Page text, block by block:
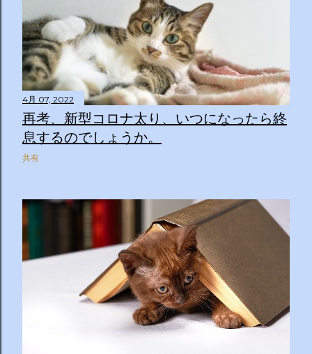
4月 07, 2022
再考、新型コロナ太り、いつになったら終
息するのでしょうか。
共有